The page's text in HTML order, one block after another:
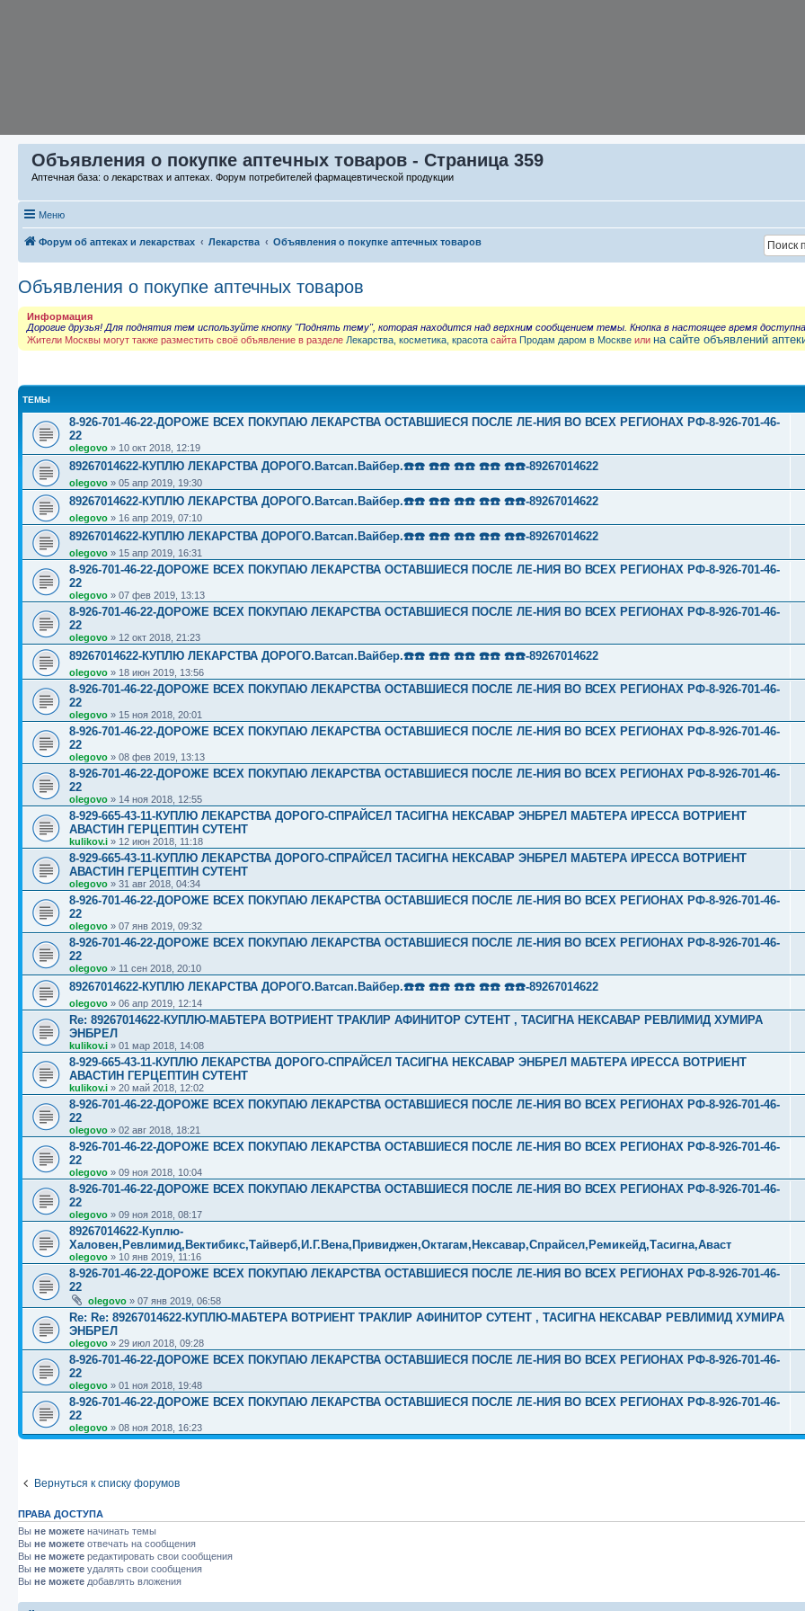
Объявления о покупке аптечных товаров - Страница 359
Аптечная база: о лекарствах и аптеках. Форум потребителей фармацевтической продукции
Меню
Форум об аптеках и лекарствах Лекарства Объявления о покупке аптечных товаров
Объявления о покупке аптечных товаров
Информация
Дорогие друзья! Для поднятия тем используйте кнопку "Поднять тему", которая находится над верхним сообщением темы. Кнопка в настоящее время
Жители Москвы могут также разместить своё объявление в разделе Лекарства, косметика, красота сайта Продам даром в Москве или на сайте объявлений
ТЕМЫ
8-926-701-46-22-ДОРОЖЕ ВСЕХ ПОКУПАЮ ЛЕКАРСТВА ОСТАВШИЕСЯ ПОСЛЕ ЛЕ-НИЯ ВО ВСЕХ РЕГИОНАХ РФ-8-926-701-46-
22
olegovo » 10 окт 2018, 12:19
89267014622-КУПЛЮ ЛЕКАРСТВА ДОРОГО.Ватсап.Вайбер.☎️☎️ ☎️☎️ ☎️☎️ ☎️☎️ ☎️☎️-89267014622
olegovo » 05 апр 2019, 19:30
89267014622-КУПЛЮ ЛЕКАРСТВА ДОРОГО.Ватсап.Вайбер.☎️☎️ ☎️☎️ ☎️☎️ ☎️☎️ ☎️☎️-89267014622
olegovo » 16 апр 2019, 07:10
89267014622-КУПЛЮ ЛЕКАРСТВА ДОРОГО.Ватсап.Вайбер.☎️☎️ ☎️☎️ ☎️☎️ ☎️☎️ ☎️☎️-89267014622
olegovo » 15 апр 2019, 16:31
8-926-701-46-22-ДОРОЖЕ ВСЕХ ПОКУПАЮ ЛЕКАРСТВА ОСТАВШИЕСЯ ПОСЛЕ ЛЕ-НИЯ ВО ВСЕХ РЕГИОНАХ РФ-8-926-701-46-
22
olegovo » 07 фев 2019, 13:13
8-926-701-46-22-ДОРОЖЕ ВСЕХ ПОКУПАЮ ЛЕКАРСТВА ОСТАВШИЕСЯ ПОСЛЕ ЛЕ-НИЯ ВО ВСЕХ РЕГИОНАХ РФ-8-926-701-46-
22
olegovo » 12 окт 2018, 21:23
89267014622-КУПЛЮ ЛЕКАРСТВА ДОРОГО.Ватсап.Вайбер.☎️☎️ ☎️☎️ ☎️☎️ ☎️☎️ ☎️☎️-89267014622
olegovo » 18 июн 2019, 13:56
8-926-701-46-22-ДОРОЖЕ ВСЕХ ПОКУПАЮ ЛЕКАРСТВА ОСТАВШИЕСЯ ПОСЛЕ ЛЕ-НИЯ ВО ВСЕХ РЕГИОНАХ РФ-8-926-701-46-
22
olegovo » 15 ноя 2018, 20:01
8-926-701-46-22-ДОРОЖЕ ВСЕХ ПОКУПАЮ ЛЕКАРСТВА ОСТАВШИЕСЯ ПОСЛЕ ЛЕ-НИЯ ВО ВСЕХ РЕГИОНАХ РФ-8-926-701-46-
22
olegovo » 08 фев 2019, 13:13
8-926-701-46-22-ДОРОЖЕ ВСЕХ ПОКУПАЮ ЛЕКАРСТВА ОСТАВШИЕСЯ ПОСЛЕ ЛЕ-НИЯ ВО ВСЕХ РЕГИОНАХ РФ-8-926-701-46-
22
olegovo » 14 ноя 2018, 12:55
8-929-665-43-11-КУПЛЮ ЛЕКАРСТВА ДОРОГО-СПРАЙСЕЛ ТАСИГНА НЕКСАВАР ЭНБРЕЛ МАБТЕРА ИРЕССА ВОТРИЕНТ
АВАСТИН ГЕРЦЕПТИН СУТЕНТ
kulikov.i » 12 июн 2018, 11:18
8-929-665-43-11-КУПЛЮ ЛЕКАРСТВА ДОРОГО-СПРАЙСЕЛ ТАСИГНА НЕКСАВАР ЭНБРЕЛ МАБТЕРА ИРЕССА ВОТРИЕНТ
АВАСТИН ГЕРЦЕПТИН СУТЕНТ
olegovo » 31 авг 2018, 04:34
8-926-701-46-22-ДОРОЖЕ ВСЕХ ПОКУПАЮ ЛЕКАРСТВА ОСТАВШИЕСЯ ПОСЛЕ ЛЕ-НИЯ ВО ВСЕХ РЕГИОНАХ РФ-8-926-701-46-
22
olegovo » 07 янв 2019, 09:32
8-926-701-46-22-ДОРОЖЕ ВСЕХ ПОКУПАЮ ЛЕКАРСТВА ОСТАВШИЕСЯ ПОСЛЕ ЛЕ-НИЯ ВО ВСЕХ РЕГИОНАХ РФ-8-926-701-46-
22
olegovo » 11 сен 2018, 20:10
89267014622-КУПЛЮ ЛЕКАРСТВА ДОРОГО.Ватсап.Вайбер.☎️☎️ ☎️☎️ ☎️☎️ ☎️☎️ ☎️☎️-89267014622
olegovo » 06 апр 2019, 12:14
Re: 89267014622-КУПЛЮ-МАБТЕРА ВОТРИЕНТ ТРАКЛИР АФИНИТОР СУТЕНТ , ТАСИГНА НЕКСАВАР РЕВЛИМИД ХУМИРА
ЭНБРЕЛ
kulikov.i » 01 мар 2018, 14:08
8-929-665-43-11-КУПЛЮ ЛЕКАРСТВА ДОРОГО-СПРАЙСЕЛ ТАСИГНА НЕКСАВАР ЭНБРЕЛ МАБТЕРА ИРЕССА ВОТРИЕНТ
АВАСТИН ГЕРЦЕПТИН СУТЕНТ
kulikov.i » 20 май 2018, 12:02
8-926-701-46-22-ДОРОЖЕ ВСЕХ ПОКУПАЮ ЛЕКАРСТВА ОСТАВШИЕСЯ ПОСЛЕ ЛЕ-НИЯ ВО ВСЕХ РЕГИОНАХ РФ-8-926-701-46-
22
olegovo » 02 авг 2018, 18:21
8-926-701-46-22-ДОРОЖЕ ВСЕХ ПОКУПАЮ ЛЕКАРСТВА ОСТАВШИЕСЯ ПОСЛЕ ЛЕ-НИЯ ВО ВСЕХ РЕГИОНАХ РФ-8-926-701-46-
22
olegovo » 09 ноя 2018, 10:04
8-926-701-46-22-ДОРОЖЕ ВСЕХ ПОКУПАЮ ЛЕКАРСТВА ОСТАВШИЕСЯ ПОСЛЕ ЛЕ-НИЯ ВО ВСЕХ РЕГИОНАХ РФ-8-926-701-46-
22
olegovo » 09 ноя 2018, 08:17
89267014622-Куплю-
Халовен,Ревлимид,Вектибикс,Тайверб,И.Г.Вена,Привиджен,Октагам,Нексавар,Спрайсел,Ремикейд,Тасигна,Аваст
olegovo » 10 янв 2019, 11:16
8-926-701-46-22-ДОРОЖЕ ВСЕХ ПОКУПАЮ ЛЕКАРСТВА ОСТАВШИЕСЯ ПОСЛЕ ЛЕ-НИЯ ВО ВСЕХ РЕГИОНАХ РФ-8-926-701-46-
22
olegovo » 07 янв 2019, 06:58
Re: Re: 89267014622-КУПЛЮ-МАБТЕРА ВОТРИЕНТ ТРАКЛИР АФИНИТОР СУТЕНТ , ТАСИГНА НЕКСАВАР РЕВЛИМИД ХУМИРА
ЭНБРЕЛ
olegovo » 29 июл 2018, 09:28
8-926-701-46-22-ДОРОЖЕ ВСЕХ ПОКУПАЮ ЛЕКАРСТВА ОСТАВШИЕСЯ ПОСЛЕ ЛЕ-НИЯ ВО ВСЕХ РЕГИОНАХ РФ-8-926-701-46-
22
olegovo » 01 ноя 2018, 19:48
8-926-701-46-22-ДОРОЖЕ ВСЕХ ПОКУПАЮ ЛЕКАРСТВА ОСТАВШИЕСЯ ПОСЛЕ ЛЕ-НИЯ ВО ВСЕХ РЕГИОНАХ РФ-8-926-701-46-
22
olegovo » 08 ноя 2018, 16:23
Вернуться к списку форумов
ПРАВА ДОСТУПА
Вы не можете начинать темы
Вы не можете отвечать на сообщения
Вы не можете редактировать свои сообщения
Вы не можете удалять свои сообщения
Вы не можете добавлять вложения